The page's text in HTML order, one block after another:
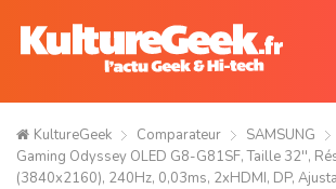
KultureGeek Comparateur SAMSUNG
Gaming Odyssey OLED G8-G81SF, Taille 32'',
(3840x2160), 240Hz, 0,03ms, 2xHDMI, DP,